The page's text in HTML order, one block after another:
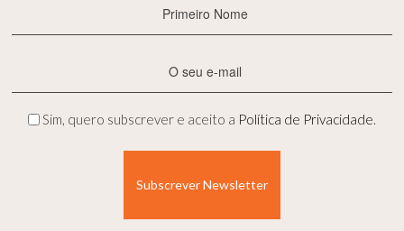
Nome
mail
Privacidade
Sim, quero subscrever e aceito a Política de Privacidade.